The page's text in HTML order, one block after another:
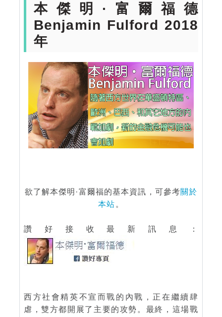
本傑明·富爾福德
Benjamin Fulford 2018
年
欲了解本傑明·富爾福的基本資訊，可參考關於
本站 。
讚好接收最新訊息：
西方社會精英不宣而戰的內戰，正在繼續肆
虐，雙方都開展了主要的攻勢。最終，這場戰